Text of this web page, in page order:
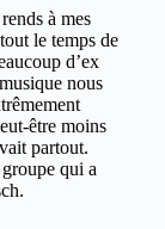
à mes
le temps de
d’ex
nous
être moins
partout.
qui a